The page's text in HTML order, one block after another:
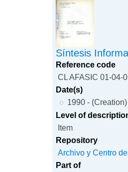
Síntesis
Reference code
CL AFASIC 01-04-
Date(s)
1990 - (Creation)
Level of
Item
Repository
Archivo y Centro
Part of